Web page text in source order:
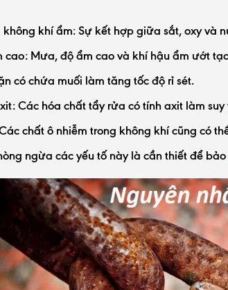
khí ẩm: Sự kết hợp giữa sắt, oxy và
cao: Mưa, độ ẩm cao và khí hậu ẩm ướt
có chứa muối làm tăng tốc độ rỉ sét.
Các hóa chất tẩy rửa có tính axit làm
chất ô nhiễm trong không khí cũng có
ngừa các yếu tố này là cần thiết để